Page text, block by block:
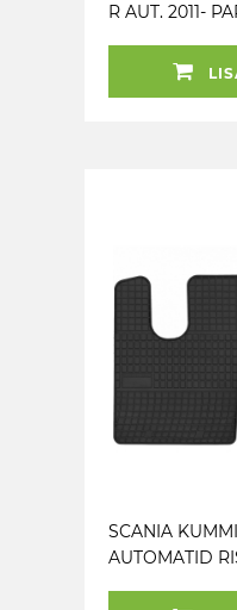
R AUT. 2011-
SCANIA
AUTOMATID